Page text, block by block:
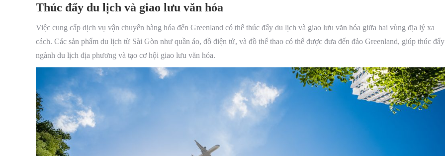
Thúc đẩy du lịch và giao lưu văn hóa
Việc cung cấp dịch vụ vận chuyển hàng hóa đến Greenland có thể thúc đẩy du lịch và giao lưu văn hóa giữa hai vùng địa lý xa
cách. Các sản phẩm du lịch từ Sài Gòn như quần áo, đồ điện tử, và đồ thể thao có thể được đưa đến đảo Greenland, giúp thúc đẩy
ngành du lịch địa phương và tạo cơ hội giao lưu văn hóa.